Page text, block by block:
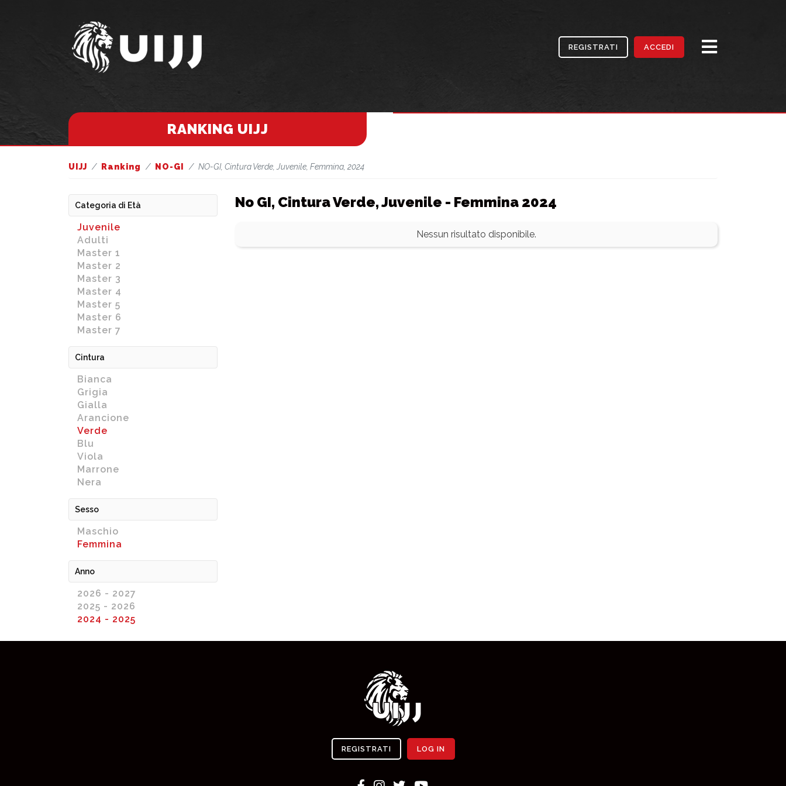
REGISTRATI ACCEDI
RANKING UIJJ
UIJJ Ranking NO-GI NO-GI, Cintura Verde, Juvenile, Femmina, 2024
Categoria di Età
Juvenile
Adulti
Master 1
Master 2
Master 3
Master 4
Master 5
Master 6
Master 7
Cintura
Bianca
Grigia
Gialla
Arancione
Verde
Blu
Viola
Marrone
Nera
Sesso
Maschio
Femmina
Anno
2026 - 2027
2025 - 2026
2024 - 2025
No GI, Cintura Verde, Juvenile - Femmina 2024
Nessun risultato disponibile.
REGISTRATI LOG IN